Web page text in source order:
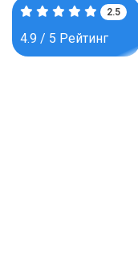
3.8
4.9 / 5 Рейтинг